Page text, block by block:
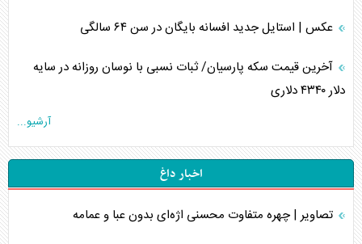
عکس | استایل جدید افسانه بایگان در سن ۶۴ سالگی
آخرین قیمت سکه پارسیان/ ثبات نسبی با نوسان روزانه در سایه
دلار ۴۳۴۰ دلاری
آرشیو...
اخبار داغ
تصاویر | چهره متفاوت محسنی اژه‌ای بدون عبا و عمامه